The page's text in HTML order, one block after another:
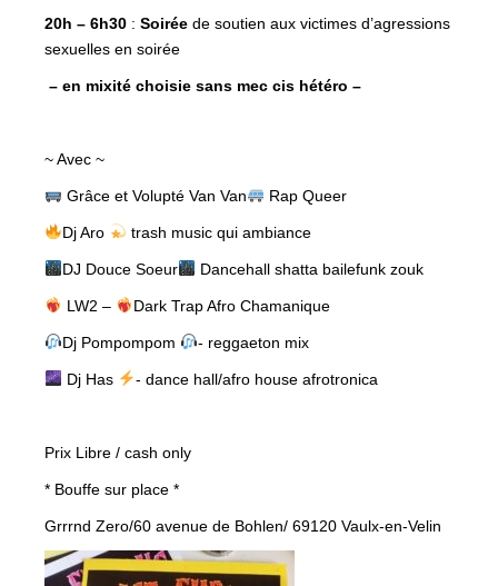
20h – 6h30 : Soirée de soutien aux victimes d’agressions
sexuelles en soirée
– en mixité choisie sans mec cis hétéro –
~ Avec ~
Grâce et Volupté Van Van Rap Queer
Dj Aro trash music qui ambiance
DJ Douce Soeur Dancehall shatta bailefunk zouk
LW2 – Dark Trap Afro Chamanique
Dj Pompompom - reggaeton mix
Dj Has - dance hall/afro house afrotronica
Prix Libre / cash only
* Bouffe sur place *
Grrrnd Zero/60 avenue de Bohlen/ 69120 Vaulx-en-Velin